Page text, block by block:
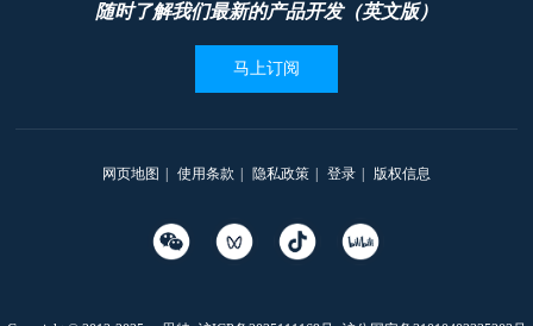
随时了解我们最新的产品开发（英文版）
马上订阅
网页地图 使用条款 隐私政策 登录 版权信息